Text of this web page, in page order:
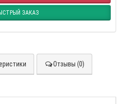
ЗАКАЗ
Отзывы (0)